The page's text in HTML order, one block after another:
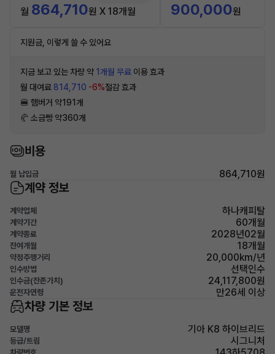
월 864,710원 X 18개월 900,000원
지원금, 이렇게 쓸 수 있어요
지금 보고 있는 차량 약 1개월 무료 이용 효과
월 대여료 814,710 -6%절감 효과
🍔 햄버거 약191개
🥐 소금빵 약360개
비용
월 납입금 864,710원
계약 정보
계약업체 하나캐피탈
계약기간 60개월
계약종료 2028년02월
잔여개월 18개월
약정주행거리 20,000km/년
인수방법 선택인수
인수금(잔존가치) 24,117,800원
운전자연령 만26세 이상
차량 기본 정보
모델명 기아 K8 하이브리드
등급/트림 시그니처